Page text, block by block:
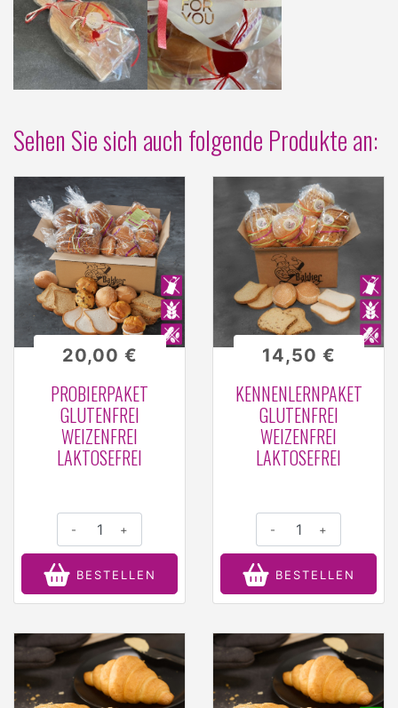
Sehen Sie sich auch folgende Produkte an:
PROBIERPAKET
GLUTENFREI
WEIZENFREI
LAKTOSEFREI
20,00 €
- +
BESTELLEN
KENNENLERNPAKET
GLUTENFREI
WEIZENFREI
LAKTOSEFREI
14,50 €
- +
BESTELLEN